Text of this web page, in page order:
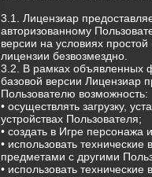
3.1. Лицензиар
авторизованному
версии на условиях
лицензии безвозмездно.
3.2. В рамках объявленных
базовой версии Лицензиар
Пользователю возможность:
• осуществлять загрузку,
устройствах Пользователя;
• создать в Игре персонажа
• использовать
предметами с другими
• использовать